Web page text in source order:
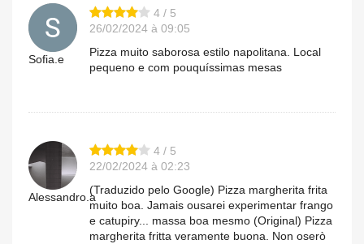
Sofia.e
4 / 5
26/02/2024 à 09:05
Pizza muito saborosa estilo napolitana. Local
pequeno e com pouquíssimas mesas
Alessandro.a
4 / 5
22/02/2024 à 02:23
(Traduzido pelo Google) Pizza margherita frita
muito boa. Jamais ousarei experimentar frango
e catupiry... massa boa mesmo (Original) Pizza
margherita fritta veramente buona. Non oserò